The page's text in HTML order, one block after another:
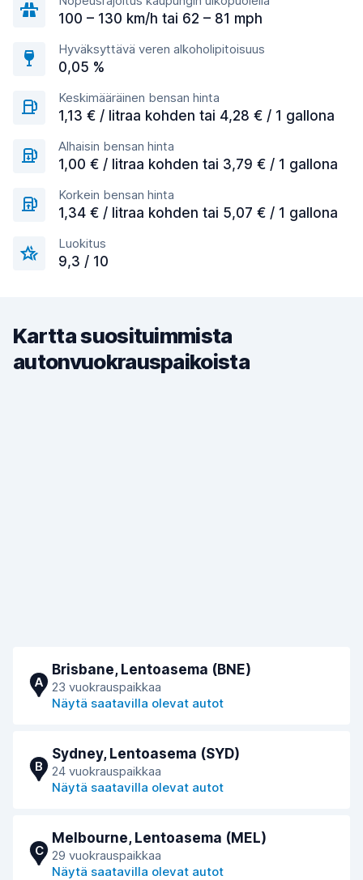
100 – 130 km/h tai 62 – 81 mph
Hyväksyttävä veren alkoholipitoisuus
0,05 %
Keskimääräinen bensan hinta
1,13 € / litraa kohden tai 4,28 € / 1 gallona
Alhaisin bensan hinta
1,00 € / litraa kohden tai 3,79 € / 1 gallona
Korkein bensan hinta
1,34 € / litraa kohden tai 5,07 € / 1 gallona
Luokitus
9,3 / 10
Kartta suosituimmista
autonvuokrauspaikoista
A
Brisbane, Lentoasema (BNE)
23 vuokrauspaikkaa
Näytä saatavilla olevat autot
B
Sydney, Lentoasema (SYD)
24 vuokrauspaikkaa
Näytä saatavilla olevat autot
C
Melbourne, Lentoasema (MEL)
29 vuokrauspaikkaa
Näytä saatavilla olevat autot